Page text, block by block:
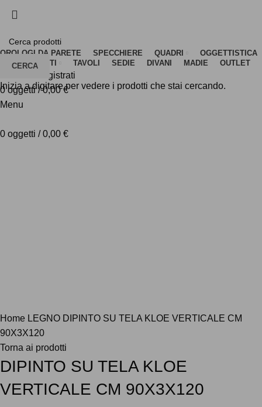
OROLOGI DA PARETE SPECCHIERE QUADRI
OGGETTISTICA
COMPLEMENTI
TAVOLI SEDIE DIVANI MADIE OUTLET
Accedi / Registrati
0oggetti / 0,00€
Menu
0 oggetti / 0,00 €
Home LEGNO DIPINTO SU TELA KLOE VERTICALE CM
90X3X120
Torna ai prodotti
DIPINTO SU TELA KLOE
VERTICALE CM 90X3X120
CERCA
Inizia a digitare per vedere i prodotti che stai cercando.